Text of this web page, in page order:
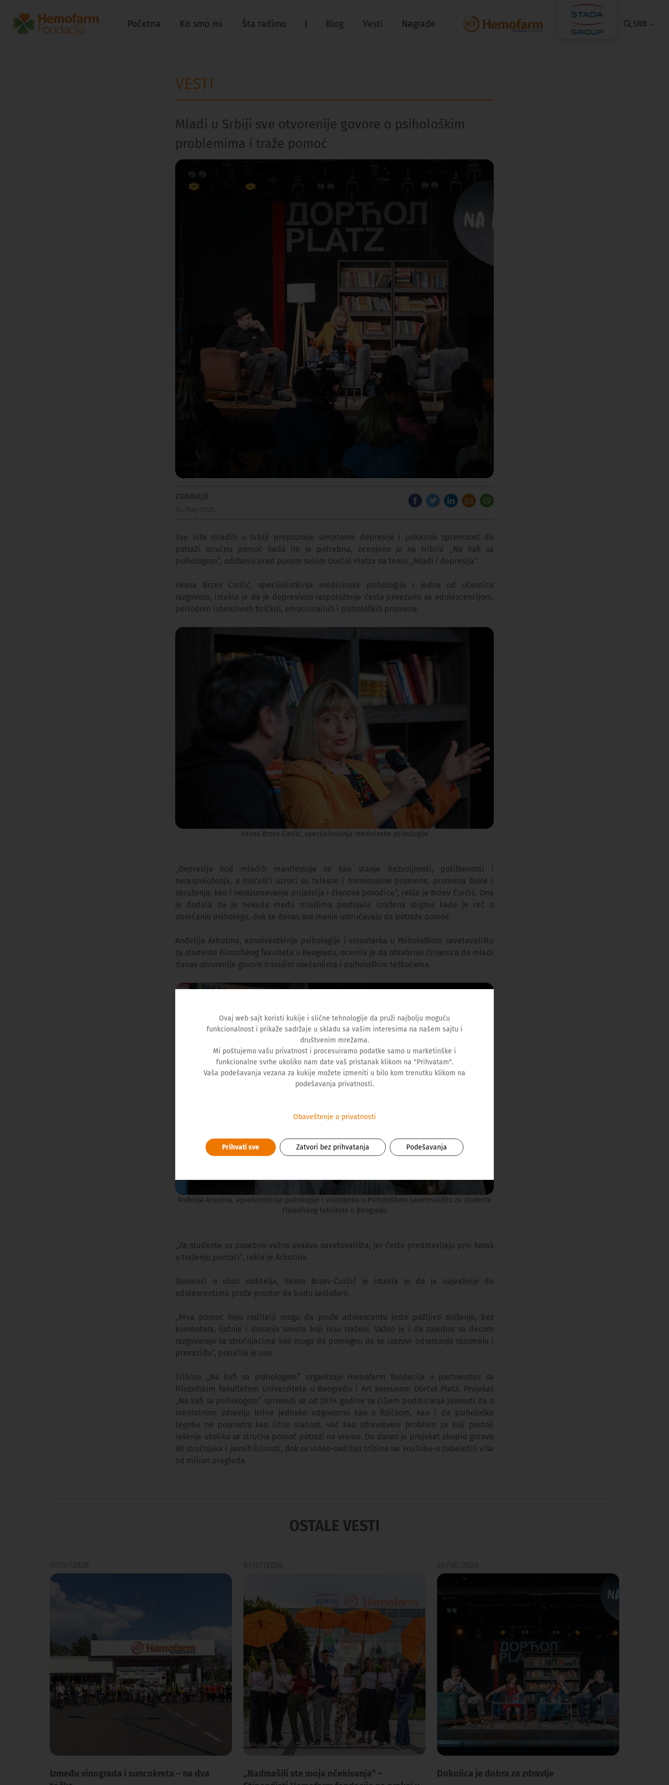
Početna Ko smo mi Šta radimo Blog Vesti Nagrade SRB
VESTI
Mladi u Srbiji sve otvorenije govore o psihološkim
problemima i traže pomoć
Sve više mladih u Srbiji prepoznaje simptome depresije i pokazuje spremnost da
potraži stručnu pomoć kada im je potrebna, ocenjeno je na tribini „Na kafi sa
psihologom“, održanoj pred punom salom Dorćol Platza na temu „Mladi i depresija“.
Vesna Brzev Ćurčić, specijalistkinja medicinske psihologije i jedna od učesnica
razgovora, istakla je da je depresivno raspoloženje često povezano sa adolescencijom,
periodom intenzivnih fizičkih, emocionalnih i psiholoških promena.
Vesna Brzev Ćurčić, specijalistkinja medicinske psihologije
„Depresija kod mladih manifestuje se kao stanje bezvoljnosti, potištenosti i
neraspoloženja, a najčešći uzroci su telesne i hormonalne promene, promena škole i
okruženja, kao i nerazumevanje prijatelja i članova porodice“, rekla je Brzev Ćurčić. Ona
je dodala da je nekada među mladima postojala izražena stigma kada je reč o
obraćanju psihologu, dok se danas sve manje ustručavaju da potraže pomoć.
Anđelija Arbutina, apsolventkinja psihologije i volonterka u Psihološkom savetovalištu
za studente Filozofskog fakulteta u Beogradu, ocenila je da ohrabruje činjenica da mladi
danas otvorenije govore o svojim osećanjima i psihološkim teškoćama.
Anđelija Arbutina, apsolventkinja psihologije i volonterka u Psihološkom savetovalištu za studente
Filozofskog fakulteta u Beogradu
„Za studente su posebno važna ovakva savetovališta, jer često predstavljaju prvi korak
u traženju pomoći“, rekla je Arbutina.
Govoreći o ulozi roditelja, Vesna Brzev-Ćurčić je istakla je da je najvažnije da
adolescentima pruže prostor da budu saslušani.
„Prva pomoć koju roditelji mogu da pruže adolescentu jeste pažljivo slušanje, bez
komentara, ljutnje i davanja saveta koji nisu traženi. Važno je i da zajedno sa decom
razgovaraju sa stručnjacima koji mogu da pomognu da se izazovi odrastanja razumeju i
prevaziđu“, poručila je ona.
Tribinu „Na kafi sa psihologom“ organizuje Hemofarm fondacija u partnerstvu sa
Filozofskim fakultetom Univerziteta u Beogradu i Art komunom Dorćol Platz. Projekat
„Na kafi sa psihologom“ sprovodi se od 2019. godine sa ciljem podsticanja javnosti da o
mentalnom zdravlju brine jednako odgovorno kao o fizičkom, kao i da psihološke
tegobe ne posmatra kao ličnu slabost, već kao zdravstveni problem za koji postoji
rešenje ukoliko se stručna pomoć potraži na vreme. Do danas je projekat okupio gotovo
90 stručnjaka i javnih ličnosti, dok su video-sadržaji tribina na YouTube-u zabeležili više
od milion pregleda.
OSTALE VESTI
Između vinograda i suncokreta – na dva
„Nadmašili ste moja očekivanja” –
Dokolica je dobra za zdravlje
Ovaj web sajt koristi kukije i slične tehnologije da pruži najbolju moguću
funkcionalnost i prikaže sadržaje u skladu sa vašim interesima na našem sajtu i
društvenim mrežama.
Mi poštujemo vašu privatnost i procesuiramo podatke samo u marketinške i
funkcionalne svrhe ukoliko nam date vaš pristanak klikom na "Prihvatam".
Vaša podešavanja vezana za kukije možete izmeniti u bilo kom trenutku klikom na
podešavanja privatnosti.
Obaveštenje o privatnosti
Prihvati sve Zatvori bez prihvatanja Podešavanja